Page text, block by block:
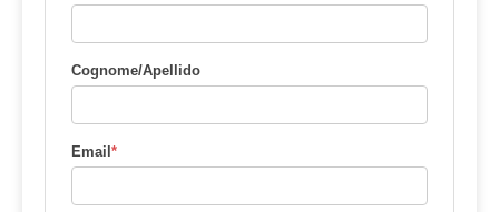
Cognome/Apellido
Email*